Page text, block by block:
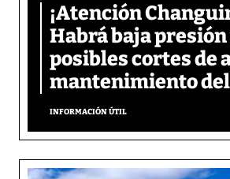
¡Atención
Habrá baja presión
posibles cortes de
mantenimiento
INFORMACIÓN ÚTIL